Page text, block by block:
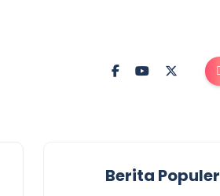
Berita Populer